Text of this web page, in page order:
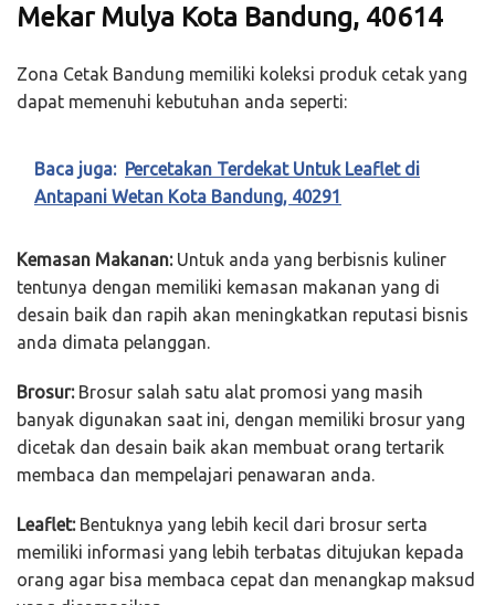
Mekar Mulya Kota Bandung, 40614
Zona Cetak Bandung memiliki koleksi produk cetak yang
dapat memenuhi kebutuhan anda seperti:
Baca juga: Percetakan Terdekat Untuk Leaflet di
Antapani Wetan Kota Bandung, 40291
Kemasan Makanan:Untuk anda yang berbisnis kuliner
tentunya dengan memiliki kemasan makanan yang di
desain baik dan rapih akan meningkatkan reputasi bisnis
anda dimata pelanggan.
Brosur:Brosur salah satu alat promosi yang masih
banyak digunakan saat ini, dengan memiliki brosur yang
dicetak dan desain baik akan membuat orang tertarik
membaca dan mempelajari penawaran anda.
Leaflet:Bentuknya yang lebih kecil dari brosur serta
memiliki informasi yang lebih terbatas ditujukan kepada
orang agar bisa membaca cepat dan menangkap maksud